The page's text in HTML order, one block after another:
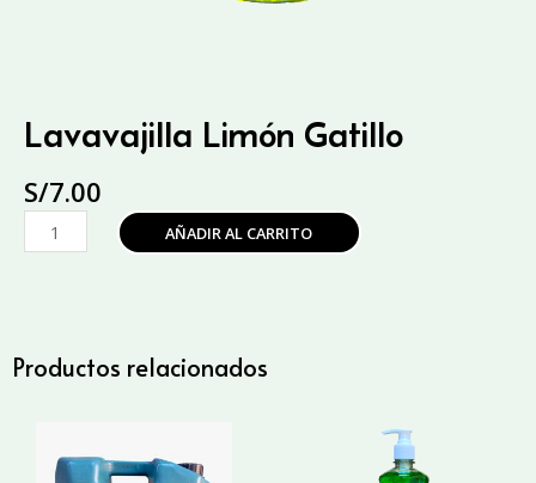
Lavavajilla Limón Gatillo
S/7.00
Lavavajilla
Limón
AÑADIR AL CARRITO
Productos relacionados